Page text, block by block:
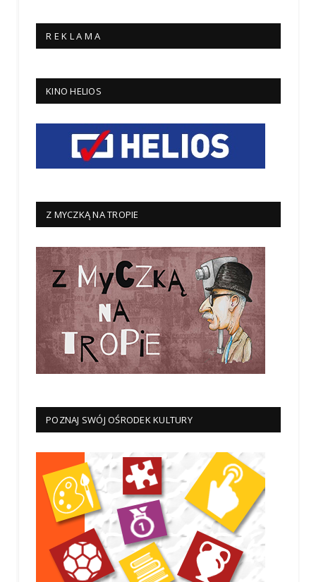
R E K L A M A
KINO HELIOS
Z MYCZKĄ NA TROPIE
POZNAJ SWÓJ OŚRODEK KULTURY